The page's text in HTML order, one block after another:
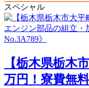
スペシャル
【栃木県栃木
万円！寮費無